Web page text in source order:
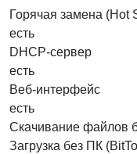
Горячая замена (Hot
есть
DHCP-сервер
есть
Веб-интерфейс
есть
Скачивание файлов
Загрузка без ПК